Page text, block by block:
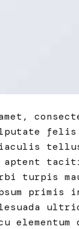
taciti
turpis